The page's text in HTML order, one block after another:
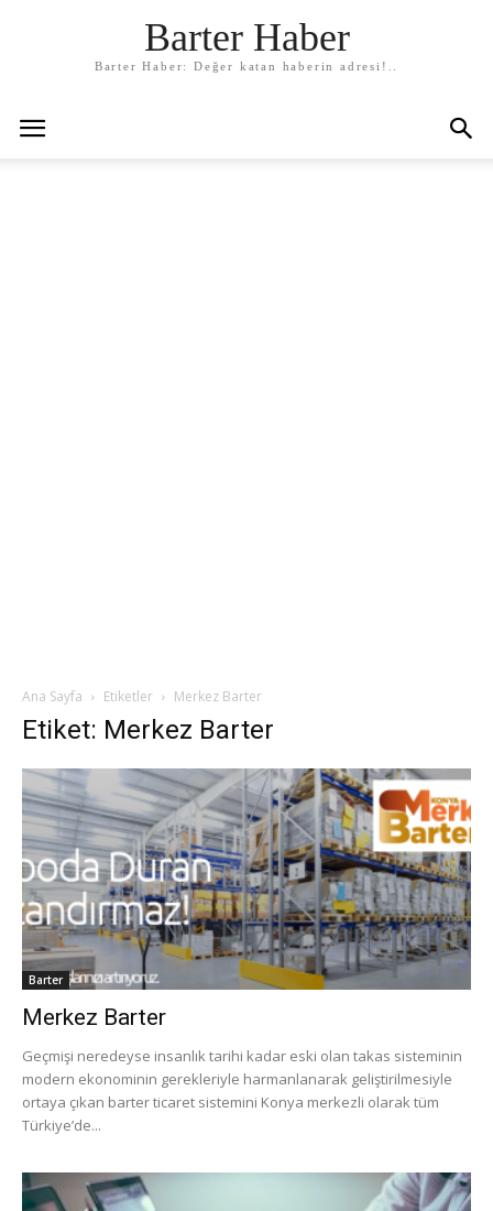
Barter Haber
Barter Haber: Değer katan haberin adresi!..
Ana Sayfa Etiketler Merkez Barter
Etiket: Merkez Barter
Barter
Merkez Barter
Geçmişi neredeyse insanlık tarihi kadar eski olan takas sisteminin
modern ekonominin gerekleriyle harmanlanarak geliştirilmesiyle
ortaya çıkan barter ticaret sistemini Konya merkezli olarak tüm
Türkiye’de...